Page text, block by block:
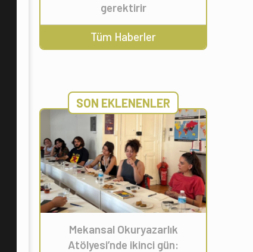
gerektirir
Tüm Haberler
SON EKLENENLER
Mekansal Okuryazarlık
Atölyesi’nde ikinci gün: